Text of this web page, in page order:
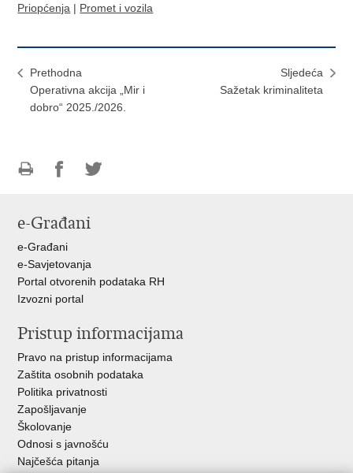
Priopćenja | Promet i vozila
Prethodna
Operativna akcija „Mir i
dobro“ 2025./2026.
Sljedeća
Sažetak kriminaliteta
FacebookuTwitteru
e-Građani
e-Građani
e-Savjetovanja
Portal otvorenih podataka RH
Izvozni portal
Pristup informacijama
Pravo na pristup informacijama
Zaštita osobnih podataka
Politika privatnosti
Zapošljavanje
Školovanje
Odnosi s javnošću
Najčešća pitanja